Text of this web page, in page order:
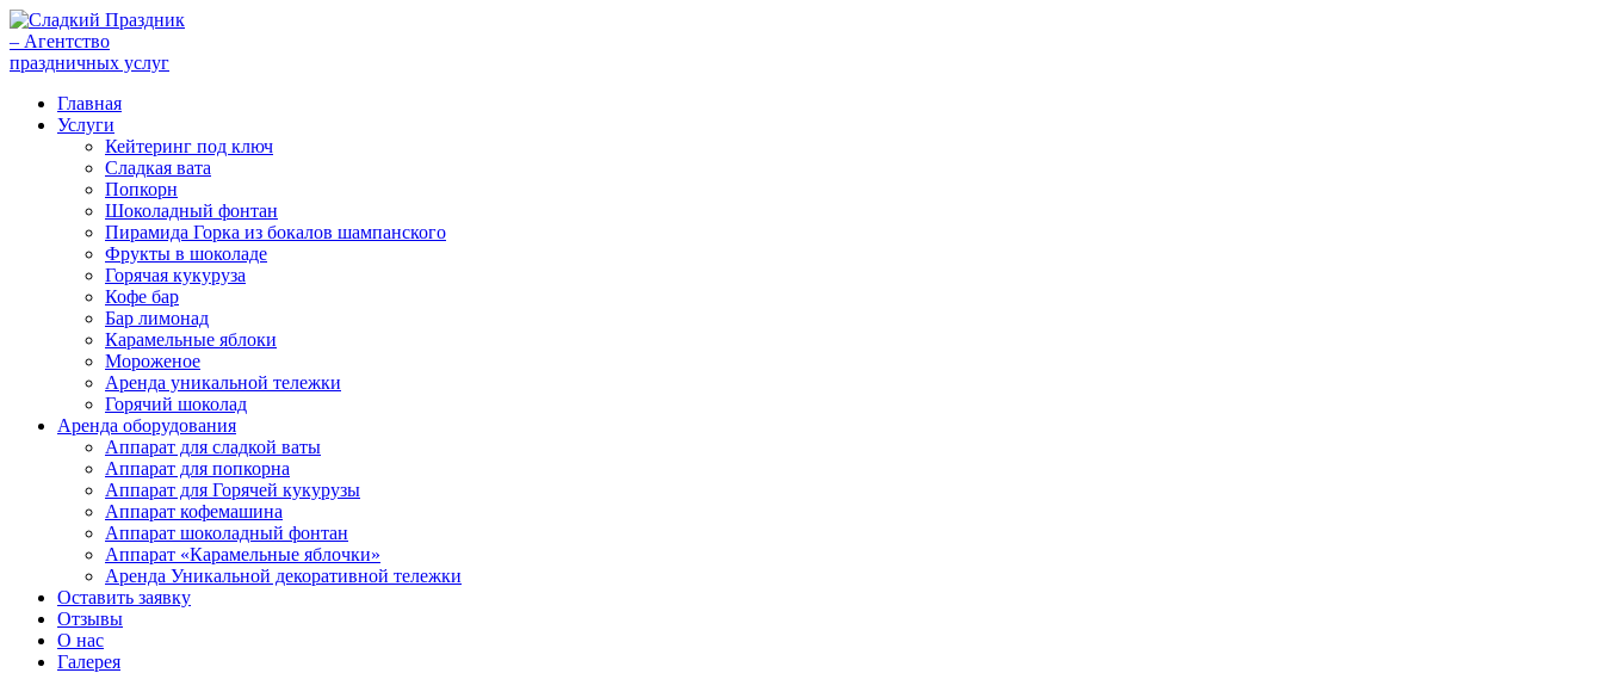
Главная
Услуги
Кейтеринг под ключ
Сладкая вата
Попкорн
Шоколадный фонтан
Пирамида Горка из бокалов шампанского
Фрукты в шоколаде
Горячая кукуруза
Кофе бар
Бар лимонад
Карамельные яблоки
Мороженое
Аренда уникальной тележки
Горячий шоколад
Аренда оборудования
Аппарат для сладкой ваты
Аппарат для попкорна
Аппарат для Горячей кукурузы
Аппарат кофемашина
Аппарат шоколадный фонтан
Аппарат «Карамельные яблочки»
Аренда Уникальной декоративной тележки
Оставить заявку
Отзывы
О нас
Галерея